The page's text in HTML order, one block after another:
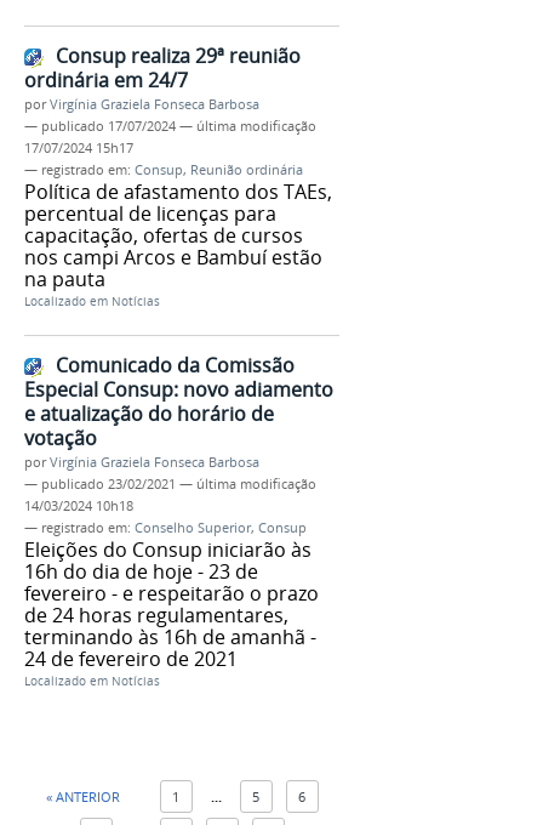
Consup realiza 29ª reunião
ordinária em 24/7
porVirgínia Graziela Fonseca Barbosa
— publicado 17/07/2024 — última modificação
17/07/2024 15h17
— registrado em: Consup, Reunião ordinária
Política de afastamento dos TAEs,
percentual de licenças para
capacitação, ofertas de cursos
nos campi Arcos e Bambuí estão
na pauta
Localizado em Notícias
Comunicado da Comissão
Especial Consup: novo adiamento
e atualização do horário de
votação
porVirgínia Graziela Fonseca Barbosa
— publicado 23/02/2021 — última modificação
14/03/2024 10h18
— registrado em: Conselho Superior, Consup
Eleições do Consup iniciarão às
16h do dia de hoje - 23 de
fevereiro - e respeitarão o prazo
de 24 horas regulamentares,
terminando às 16h de amanhã -
24 de fevereiro de 2021
Localizado em Notícias
« ANTERIOR 1 ... 5 6